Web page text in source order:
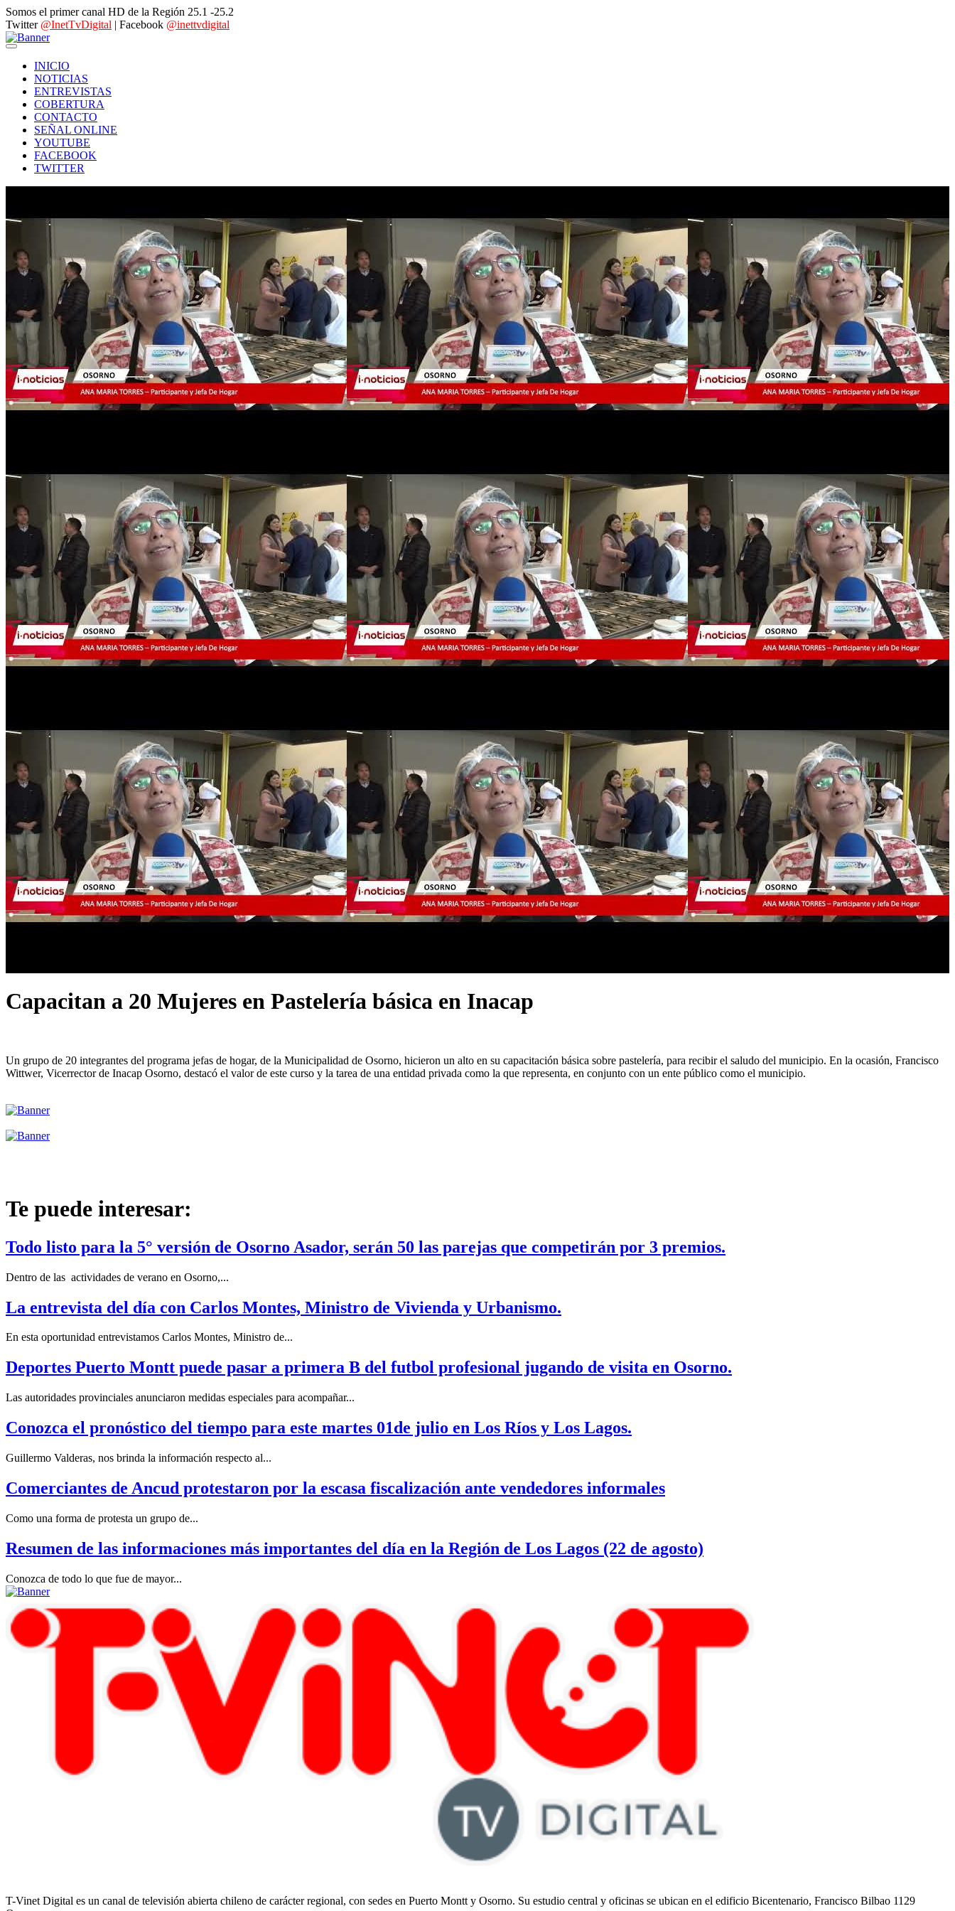
Somos el primer canal HD de la Región 25.1 -25.2
Twitter @InetTvDigital | Facebook @inettvdigital
INICIO
NOTICIAS
ENTREVISTAS
COBERTURA
CONTACTO
SEÑAL ONLINE
YOUTUBE
FACEBOOK
TWITTER
Capacitan a 20 Mujeres en Pastelería básica en Inacap
Un grupo de 20 integrantes del programa jefas de hogar, de la Municipalidad de Osorno, hicieron un alto en su capacitación básica sobre pastelería, para recibir el saludo del municipio. En la ocasión, Francisco
Wittwer, Vicerrector de Inacap Osorno, destacó el valor de este curso y la tarea de una entidad privada como la que representa, en conjunto con un ente público como el municipio.
Te puede interesar:
Todo listo para la 5° versión de Osorno Asador, serán 50 las parejas que competirán por 3 premios.
Dentro de las actividades de verano en Osorno,...
La entrevista del día con Carlos Montes, Ministro de Vivienda y Urbanismo.
En esta oportunidad entrevistamos Carlos Montes, Ministro de...
Deportes Puerto Montt puede pasar a primera B del futbol profesional jugando de visita en Osorno.
Las autoridades provinciales anunciaron medidas especiales para acompañar...
Conozca el pronóstico del tiempo para este martes 01de julio en Los Ríos y Los Lagos.
Guillermo Valderas, nos brinda la información respecto al...
Comerciantes de Ancud protestaron por la escasa fiscalización ante vendedores informales
Como una forma de protesta un grupo de...
Resumen de las informaciones más importantes del día en la Región de Los Lagos (22 de agosto)
Conozca de todo lo que fue de mayor...
T-Vinet Digital es un canal de televisión abierta chileno de carácter regional, con sedes en Puerto Montt y Osorno. Su estudio central y oficinas se ubican en el edificio Bicentenario, Francisco Bilbao 1129